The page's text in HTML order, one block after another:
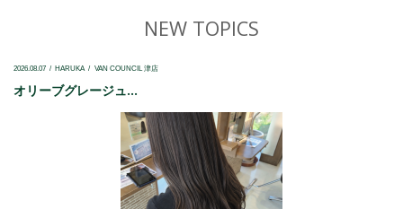
NEW TOPICS
2026.08.07 HARUKA VAN COUNCIL 津店
オリーブグレージュ...